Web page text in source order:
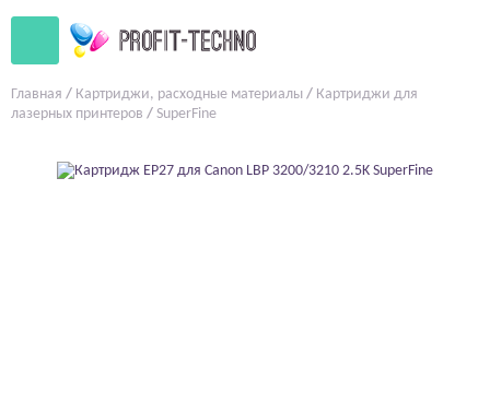
Главная / Картриджи, расходные материалы / Картриджи для
лазерных принтеров / SuperFine